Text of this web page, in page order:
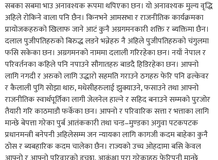
सबका सबमा भाउ अनावश्यक रूपमा थपिएका छन। यो अनावश्यक मुल्य वृद्धि
अहिले रोकिने वाला पनि छैन। किनभने आमसभा र राजनीतिक कार्यक्रमका
प्रायोजकहरुको खिलाफ जाने आटं कुनै अग्रगमनकारी शक्ति र ब्यक्तिमा छैन।
दलाल पुजीपतिहरुको बिरुद्ध लडने भन्नेहरु नै अहिले पुजीपतिहरुको चंगुलमा
फसि सकेका छन। अग्रगमनको नाममा दलाली गरिरहेका छन। नयाँ नेपाल र
परिवर्तनका कहिले पनि नपाउने सौगातहरु बाडदै हिडिरहेका छन। आफ्नो
लागि नगदी र अरुको लागि उद्धारो सहमति गराउने ठगहरु फेरि पनि ढल्केवर
र कैलाली पुगि सोझा थारु, मधेसीहरुलाई झुक्याउने, फसाउने तथा आफ्नो
राजनीतिक स्वार्थपूर्तिका लागी जेलनेल हाल्ने र सहिद बनाउने सम्मको पुरजोर
तैयारी गरि काठमाडौ फर्केका छन। आफ्नो र परिवारिक सत्ता र भत्ताका लागि
मान्छे बेपत्ता गरेका पुर्ब आतंककारी तथा चन्ड–मुण्डका अगुवा पटकपटक
प्रधानमन्त्री बनेपनी अहिलेसम्म जन न्यायका लागि कागजी कदम बाहेका कुनै
ठोस र ब्यबहारिक कदम चालेका छैन। राज्यको उच्च ओहदामा बसि केवल